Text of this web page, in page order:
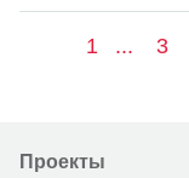
1 ... 3
Проекты